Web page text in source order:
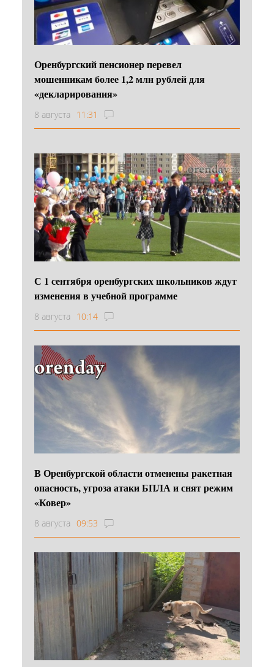
Оренбургский пенсионер перевел
мошенникам более 1,2 млн рублей для
«декларирования»
8 августа 11:31
С 1 сентября оренбургских школьников ждут
изменения в учебной программе
8 августа 10:14
В Оренбургской области отменены ракетная
опасность, угроза атаки БПЛА и снят режим
«Ковер»
8 августа 09:53